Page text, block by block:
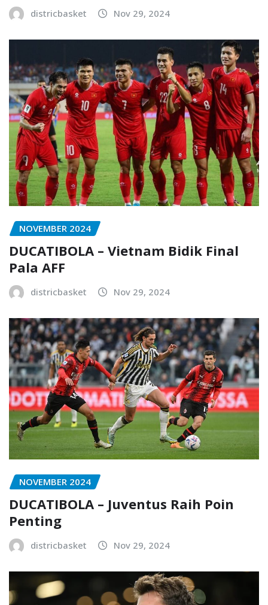
districbasket Nov 29, 2024
NOVEMBER 2024
DUCATIBOLA – Vietnam Bidik Final
Pala AFF
districbasket Nov 29, 2024
NOVEMBER 2024
DUCATIBOLA – Juventus Raih Poin
Penting
districbasket Nov 29, 2024